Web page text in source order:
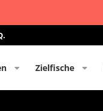
Zielfische